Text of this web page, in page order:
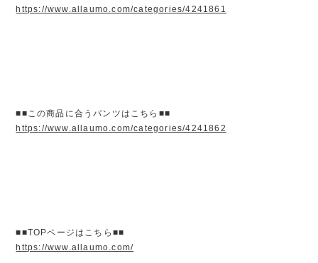
https://www.allaumo.com/categories/4241861
■■この商品に合うパンツはこちら■■
https://www.allaumo.com/categories/4241862
■■TOPページはこちら■■
https://www.allaumo.com/